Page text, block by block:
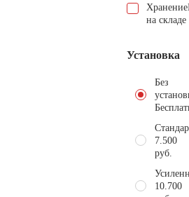
Хранение
на складе
Установка
Без
7.500
руб.
10.700